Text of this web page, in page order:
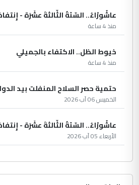
عاشُورْاءُ.. السّنَةُ الثّالثةَ عشَرَة -
منذ 4 ساعة
خيوط الظل.. الاكتفاء بالجميلي
منذ 4 ساعة
حتمية حصر السلاح المنفلت بيد
الخميس 06 آب 2026
عاشُورْاءُ.. السّنَةُ الثّالثةَ عشَرَة -
الأربعاء 05 آب 2026